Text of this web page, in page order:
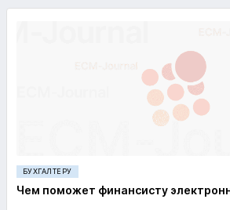
БУХГАЛТЕРУ
Чем поможет финансисту